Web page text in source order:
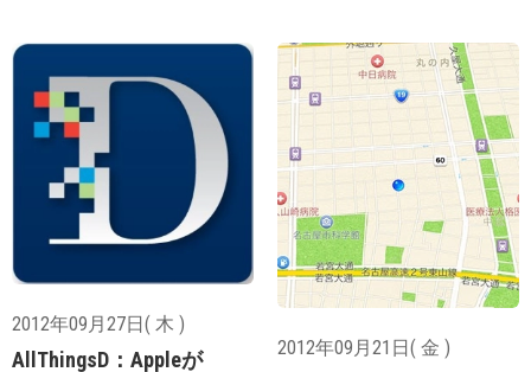
2012年09月27日( 木 )
AllThingsD：Appleが
2012年09月21日( 金 )